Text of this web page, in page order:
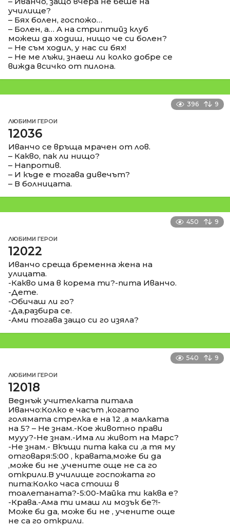
училище?
– Бях болен, госпожо…
– Болен, а… А на стриптийз клуб
можеш да ходиш, нищо че си болен?
– Не съм ходил, у нас си бях!
– Не ме лъжи, знаеш ли колко добре се
вижда всичко от пилона.
396 9
ЛЮБИМИ ГЕРОИ
12036
Иванчо се връща мрачен от лов.
– Какво, пак ли нищо?
– Напротив.
– И къде е тогава дивечът?
– В болницата.
450 9
ЛЮБИМИ ГЕРОИ
12022
Иванчо среща бременна жена на
улицата.
-Какво има в корема ти?-пита Иванчо.
-Дете.
-Обичаш ли го?
-Да,разбира се.
-Ами тогава защо си го изяла?
540 9
ЛЮБИМИ ГЕРОИ
12018
Веднъж учителката питала
Иванчо:Колко е часът ,когато
голямата стрелка е на 12 ,а малката
на 5? – Не знам.-Кое животно прави
мууу?-Не знам.-Има ли живот на Марс?
-Не знам.- Вкъщи пита кака си ,а тя му
отговаря:5:00 , кравата,може би да
,може би не ,учените още не са го
открили.В училище госпожата го
пита:Колко часа стоиш в
тоалетаната?-5:00-Майка ти каква е?
-Крава.-Ама ти имаш ли мозък бе?!-
Може би да, може би не , учените още
не са го открили.